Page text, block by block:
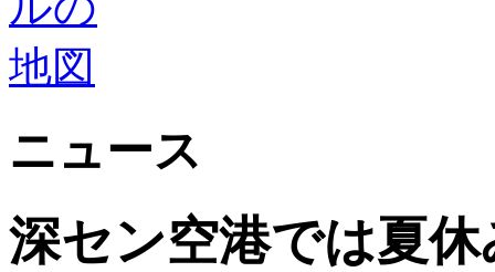
ニュース
深セン空港では夏